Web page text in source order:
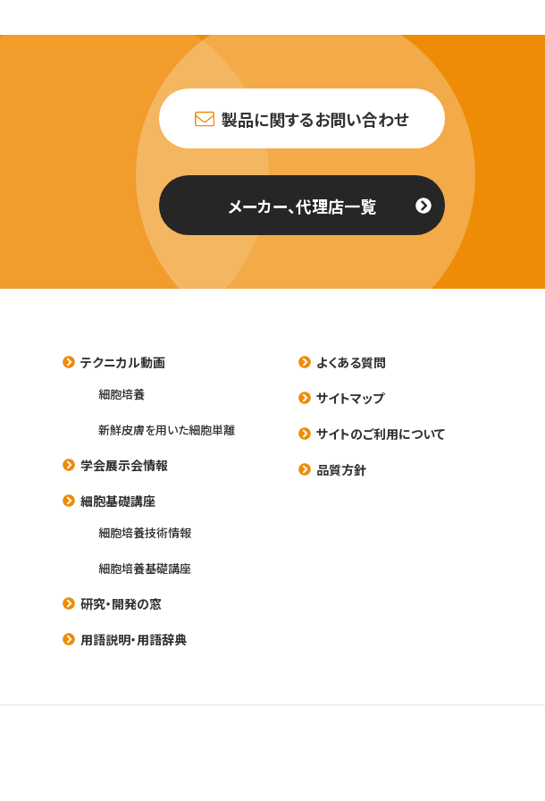
製品に関するお問い合わせ
メーカー、代理店一覧
テクニカル動画
細胞培養
新鮮皮膚を用いた細胞単離
学会展示会情報
細胞基礎講座
細胞培養技術情報
細胞培養基礎講座
研究・開発の窓
用語説明・用語辞典
よくある質問
サイトマップ
サイトのご利用について
品質方針